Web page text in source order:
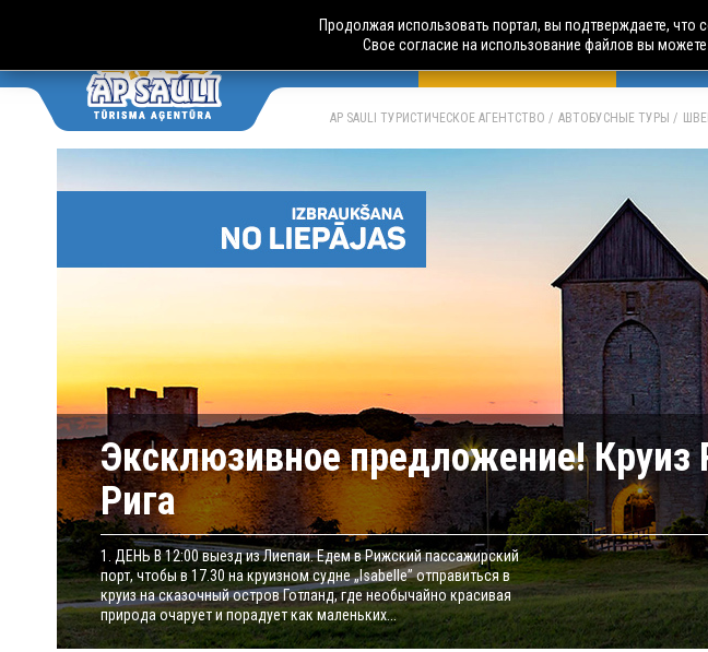
АВТОБУСНЫЕ ТУРЫ АВИА
AP SAULI ТУРИСТИЧЕСКОЕ АГЕНТСТВО АВТОБУСНЫЕ ТУРЫ
Эксклюзивное предложение! Круиз
Рига
1. ДЕНЬ В 12:00 выезд из Лиепаи. Едем в Рижский пассажирский
порт, чтобы в 17.30 на круизном судне „Isabelle” отправиться в
круиз на сказочный остров Готланд, где необычайно красивая
природа очарует и порадует как маленьких...
Продолжая использовать портал, вы подтверждаете, что
Свое согласие на использование файлов вы можете